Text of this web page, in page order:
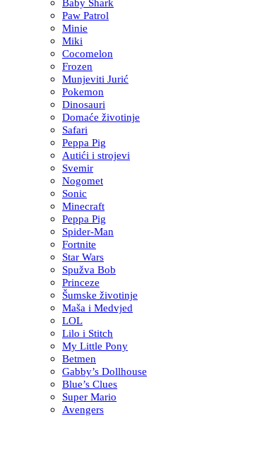
Baby Shark
Paw Patrol
Minie
Miki
Cocomelon
Frozen
Munjeviti Jurić
Pokemon
Dinosauri
Domaće životinje
Safari
Peppa Pig
Autići i strojevi
Svemir
Nogomet
Sonic
Minecraft
Peppa Pig
Spider-Man
Fortnite
Star Wars
Spužva Bob
Princeze
Šumske životinje
Maša i Medvjed
LOL
Lilo i Stitch
My Little Pony
Betmen
Gabby’s Dollhouse
Blue’s Clues
Super Mario
Avengers